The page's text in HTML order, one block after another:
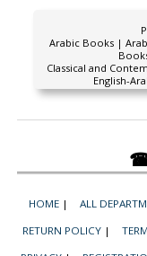
Arabic Books |
Classical and
English-
☎
HOME | ALL
RETURN POLICY |